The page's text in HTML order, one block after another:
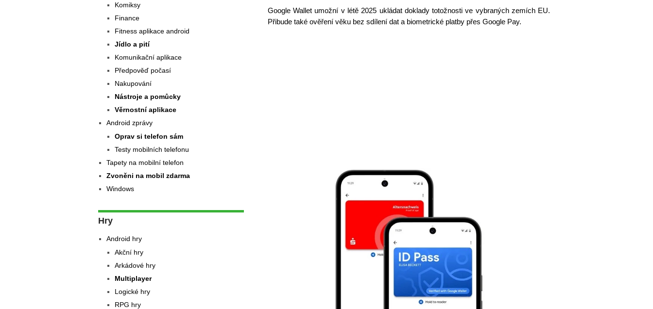
Google Wallet umožní v létě 2025 ukládat doklady totožnosti ve vybraných zemích EU.
Přibude také ověření věku bez sdílení dat a biometrické platby přes Google Pay.
Komiksy
Finance
Fitness aplikace android
Jídlo a pití
Komunikační aplikace
Předpověď počasí
Nakupování
Nástroje a pomůcky
Věrnostní aplikace
Android zprávy
Oprav si telefon sám
Testy mobilních telefonu
Tapety na mobilní telefon
Zvoněni na mobil zdarma
Windows
Hry
Android hry
Akční hry
Arkádové hry
Multiplayer
Logické hry
RPG hry